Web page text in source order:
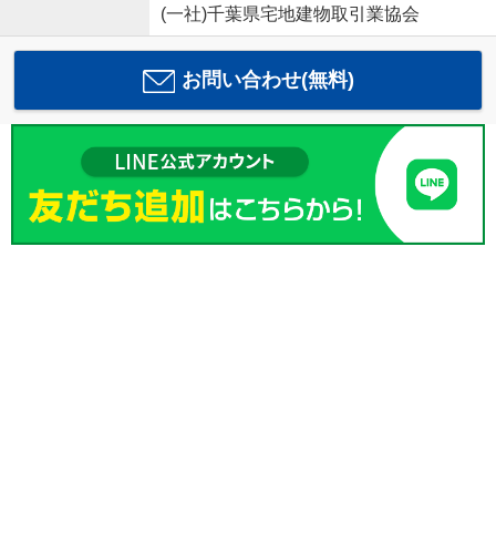
(一社)千葉県宅地建物取引業協会
お問い合わせ(無料)